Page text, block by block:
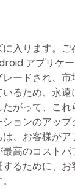
入ります。ご
アプリケ
ードされ、
るため、永
がって、これ
ョンのアッ
、お客様がア
高のコストパ
るために、お